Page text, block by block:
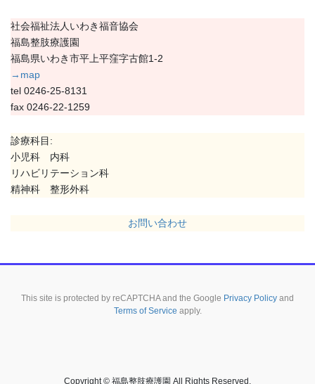
社会福祉法人いわき福音協会
福島整肢療護園
福島県いわき市平上平窪字古館1-2
→map
tel 0246-25-8131
fax 0246-22-1259
診療科目:
小児科 内科
リハビリテーション科
精神科 整形外科
お問い合わせ
This site is protected by reCAPTCHA and the Google Privacy Policy and
Terms of Service apply.
Copyright © 福島整肢療護園 All Rights Reserved.